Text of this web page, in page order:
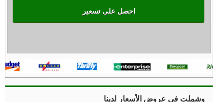
احصل على تسعير
وشملت في عروض الأسعار لدينا